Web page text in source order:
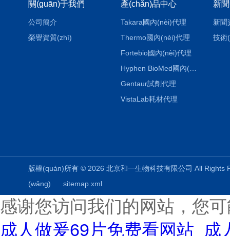
關(guān)于我們
公司簡介
榮譽資質(zhì)
產(chǎn)品中心
Takara國內(nèi)代理
Thermo國內(nèi)代理
Fortebio國內(nèi)代理
Hyphen BioMed國內(nèi)代理
Gentaur試劑代理
VistaLab耗材代理
新
新聞
技術
版權(quán)所有 © 2026 北京和一生物科技有限公司 All
(wǎng)
sitemap.xml
感谢您访问我们的网站，您
成人做爰69片免费看网站_